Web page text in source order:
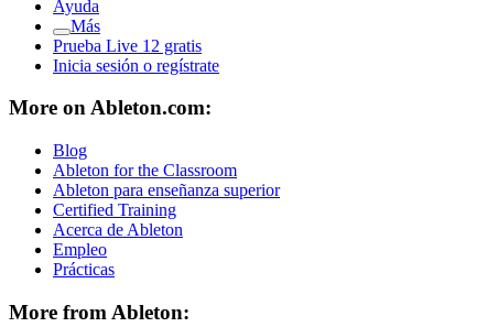
Ayuda
Más
Prueba Live 12 gratis
Inicia sesión o regístrate
More on Ableton.com:
Blog
Ableton for the Classroom
Ableton para enseñanza superior
Certified Training
Acerca de Ableton
Empleo
Prácticas
More from Ableton: